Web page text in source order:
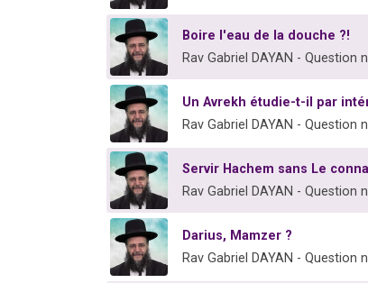
Boire l'eau de la douche ?!
Rav Gabriel DAYAN - Question
Un Avrekh étudie-t-il par
Rav Gabriel DAYAN - Question
Servir Hachem sans Le
Rav Gabriel DAYAN - Question
Darius, Mamzer ?
Rav Gabriel DAYAN - Question